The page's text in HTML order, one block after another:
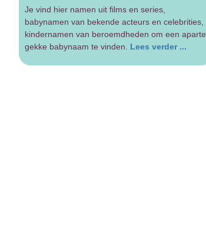
Je vind hier namen uit films en series,
babynamen van bekende acteurs en celebrities,
kindernamen van beroemdheden om een aparte
gekke babynaam te vinden. Lees verder ...